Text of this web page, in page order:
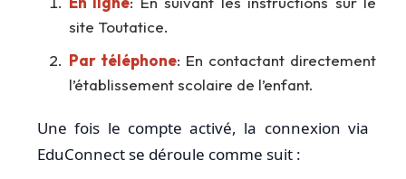
site Toutatice.
Par téléphone: En contactant directement
l’établissement scolaire de l’enfant.
Une fois le compte activé, la connexion via
EduConnect se déroule comme suit :